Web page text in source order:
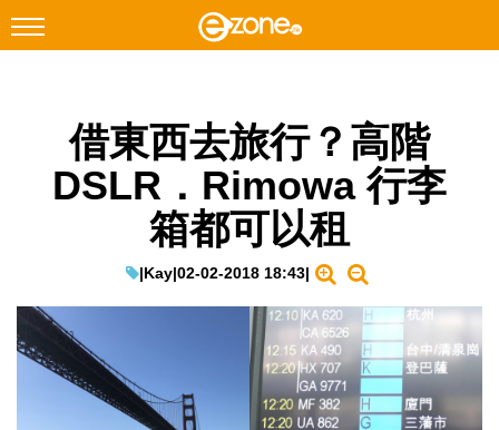
Facebook Instagram
科技焦點
教學評測
EduTech
借東西去旅行？高階
DSLR．Rimowa 行李
箱都可以租
|Kay|02-02-2018 18:43|